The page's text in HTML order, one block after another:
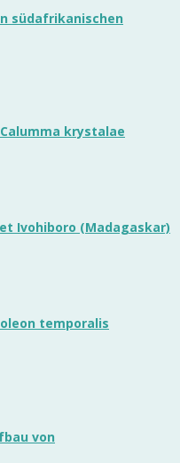
südafrikanischen
krystalae
Ivohiboro (Madagaskar)
temporalis
von